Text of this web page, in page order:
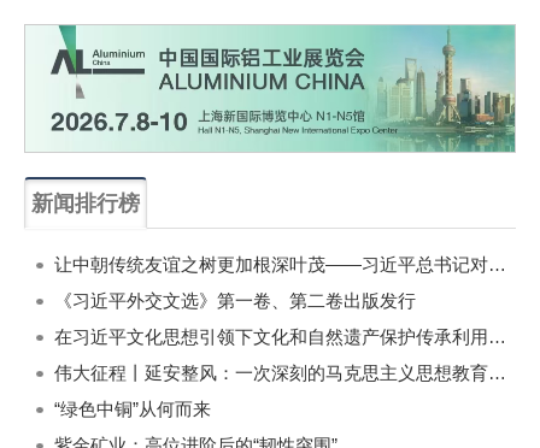
新闻排行榜
让中朝传统友谊之树更加根深叶茂——习近平总书记对朝鲜进行国事访问纪实
《习近平外交文选》第一卷、第二卷出版发行
在习近平文化思想引领下文化和自然遗产保护传承利用工作开创新局面
伟大征程丨延安整风：一次深刻的马克思主义思想教育运动
“绿色中铜”从何而来